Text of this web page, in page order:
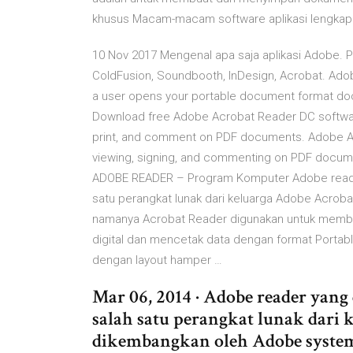
khusus Macam-macam software aplikasi
10 Nov 2017 Mengenal apa saja aplikasi
ColdFusion, Soundbooth, InDesign, Acrobat.
a user opens your portable document format
Download free Adobe Acrobat Reader DC
print, and comment on PDF documents. Adobe
viewing, signing, and commenting on PDF
ADOBE READER – Program Komputer Adobe
satu perangkat lunak dari keluarga Adobe
namanya Acrobat Reader digunakan untuk
digital dan mencetak data dengan format
dengan layout hamper …
Mar 06, 2014 · Adobe reader
salah satu perangkat lunak dari
dikembangkan oleh Adobe